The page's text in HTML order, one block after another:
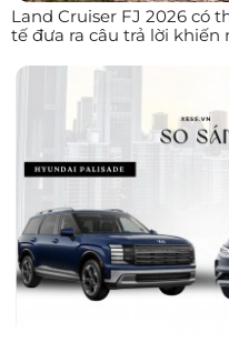
Land Cruiser FJ 2026 có
tế đưa ra câu trả lời